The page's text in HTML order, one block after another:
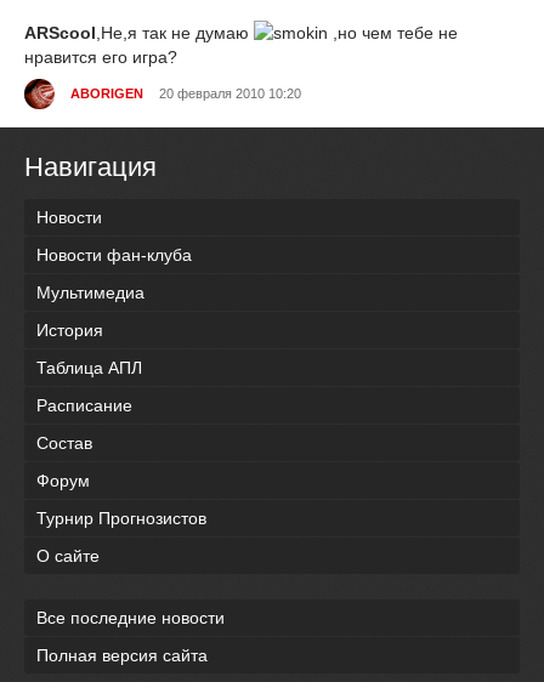
ARScool ,Не,я так не думаю
,но чем тебе не
нравится его игра?
ABORIGEN 20 февраля 2010 10:20
Навигация
Новости
Новости фан-клуба
Мультимедиа
История
Таблица АПЛ
Расписание
Состав
Форум
Турнир Прогнозистов
О сайте
Все последние новости
Полная версия сайта